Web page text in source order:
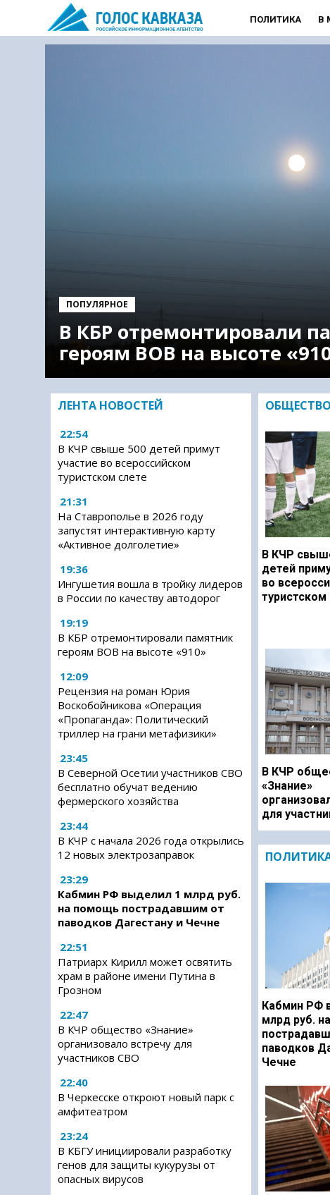
ПОЛИТИКА В
ПОПУЛЯРНОЕ
В КБР отремонтировали
героям ВОВ на высоте
ЛЕНТА НОВОСТЕЙ
22:54
В КЧР свыше 500 детей примут
участие во всероссийском
туристском слете
21:31
На Ставрополье в 2026 году
запустят интерактивную карту
«Активное долголетие»
19:36
Ингушетия вошла в тройку лидеров
в России по качеству автодорог
19:19
В КБР отремонтировали памятник
героям ВОВ на высоте «910»
12:09
Рецензия на роман Юрия
Воскобойникова «Операция
«Пропаганда»: Политический
триллер на грани метафизики»
23:45
В Северной Осетии участников СВО
бесплатно обучат ведению
фермерского хозяйства
23:44
В КЧР с начала 2026 года открылись
12 новых электрозаправок
23:29
Кабмин РФ выделил 1 млрд руб.
на помощь пострадавшим от
паводков Дагестану и Чечне
22:51
Патриарх Кирилл может освятить
храм в районе имени Путина в
Грозном
22:47
В КЧР общество «Знание»
организовало встречу для
участников СВО
22:40
В Черкесске откроют новый парк с
амфитеатром
23:24
В КБГУ инициировали разработку
генов для защиты кукурузы от
опасных вирусов
ОБЩЕСТВО
В КЧР
детей
во
туристском
В КЧР
«Знание»
для
Кабмин РФ
млрд руб.
паводков
Чечне